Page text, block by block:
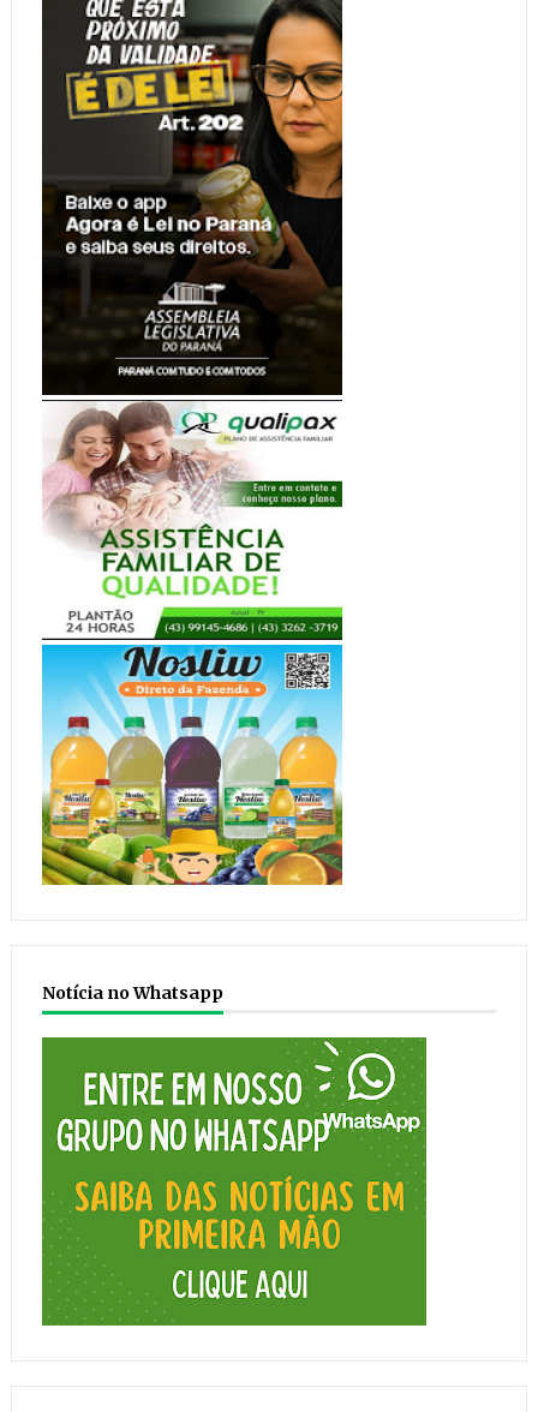
Notícia no Whatsapp